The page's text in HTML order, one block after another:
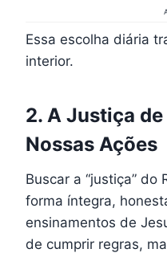
Essa escolha diária
interior.
2. A Justiça
Nossas Ações
Buscar a “justiça” do
forma íntegra,
ensinamentos de
de cumprir regras,